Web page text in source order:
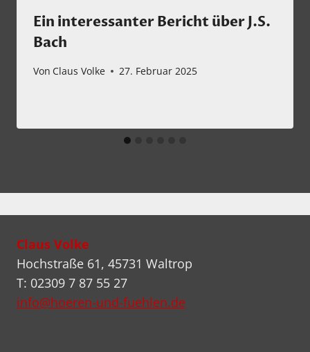
Ein interessanter Bericht über J.S.
Bach
Von Claus Volke 27. Februar 2025
Claus Volke
Hochstraße 61, 45731 Waltrop
T: 02309 7 87 55 27
info@hoeren-und-fuehlen.de